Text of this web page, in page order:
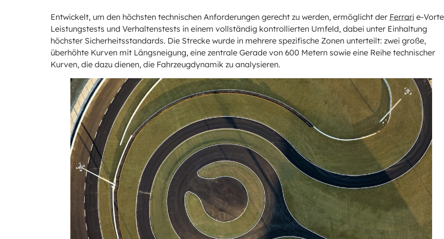
Entwickelt, um den höchsten technischen Anforderungen gerecht zu werden, ermöglicht der Ferrari e-
Leistungstests und Verhaltenstests in einem vollständig kontrollierten Umfeld, dabei unter Einhaltung
höchster Sicherheitsstandards. Die Strecke wurde in mehrere spezifische Zonen unterteilt: zwei große,
überhöhte Kurven mit Längsneigung, eine zentrale Gerade von 600 Metern sowie eine Reihe technischer
Kurven, die dazu dienen, die Fahrzeugdynamik zu analysieren.